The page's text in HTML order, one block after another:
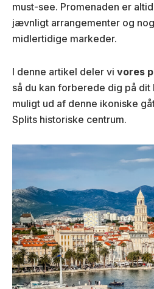
must-see. Promenaden er
jævnligt arrangementer og
midlertidige markeder.
I denne artikel deler vi vores
så du kan forberede dig på
muligt ud af denne ikoniske
Splits historiske centrum.